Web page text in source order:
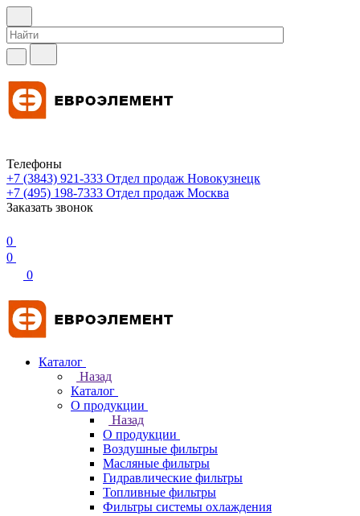
Телефоны
+7 (3843) 921-333 Отдел продаж Новокузнецк
+7 (495) 198-7333 Отдел продаж Москва
Заказать звонок
0
0
0
Каталог
Назад
Каталог
О продукции
Назад
О продукции
Воздушные фильтры
Масляные фильтры
Гидравлические фильтры
Топливные фильтры
Фильтры системы охлаждения